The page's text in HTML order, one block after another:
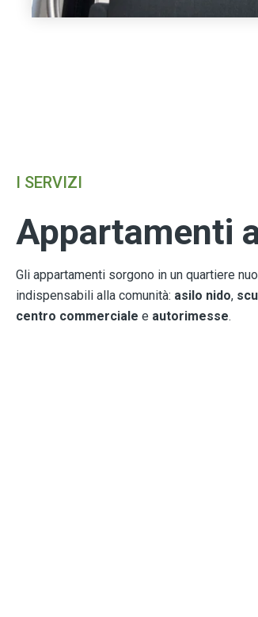
I SERVIZI
Appartamenti
Gli appartamenti sorgono in un quartiere
indispensabili alla comunità: asilo nido,
centro commerciale e autorimesse.